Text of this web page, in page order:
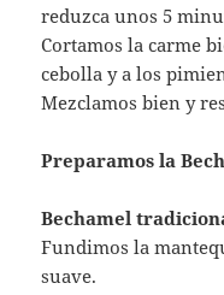
reduzca unos 5
Cortamos la carme
cebolla y a los
Mezclamos bien y
Preparamos la
Bechamel
Fundimos la
suave.